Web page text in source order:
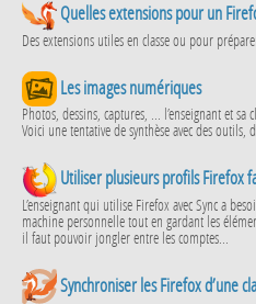
Quelles extensions pour un
Des extensions utiles en classe ou pour
Les images numériques
Photos, dessins, captures, ... l’enseignant et
Voici une tentative de synthèse avec des outils,
Utiliser plusieurs profils Firefox
L’enseignant qui utilise Firefox avec Sync a
machine personnelle tout en gardant les
il faut pouvoir jongler entre les comptes...
Synchroniser les Firefox d’une